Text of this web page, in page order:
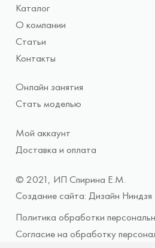
Каталог
О компании
Статьи
Контакты
Онлайн занятия
Стать моделью
Мой аккаунт
Доставка и оплата
© 2021, ИП Спирина Е.М.
Создание сайта: Дизайн Ниндзя
Политика обработки
Согласие на обработку